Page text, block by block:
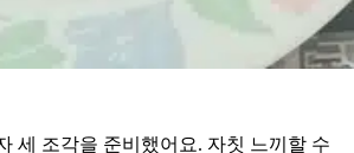
세 조각을 준비했어요. 자칫 느끼할 수